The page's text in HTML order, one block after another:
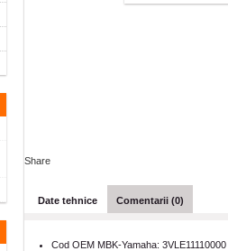
Share
Date tehnice Comentarii (0)
Cod OEM MBK-Yamaha: 3VLE11110000